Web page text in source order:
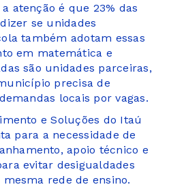
atenção é que 23% das
se unidades
também adotam essas
em matemática e
são unidades parceiras,
precisa de
locais por vagas.
e Soluções do Itaú
para a necessidade de
apoio técnico e
evitar desigualdades
rede de ensino.